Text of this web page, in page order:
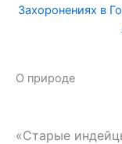
Захоронениях в
О природе
«Старые